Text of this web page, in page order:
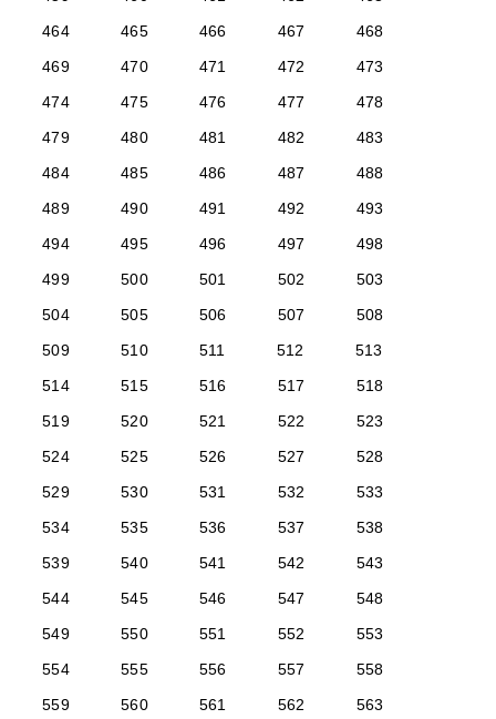
464
465 466 467
468
469
470 471 472
473
474
475 476 477
478
479
480 481 482
483
484
485 486 487
488
489
490 491 492
493
494
495 496 497
498
499
500 501 502
503
504
505 506 507
508
509
510 511 512
513
514
515 516 517
518
519
520 521 522
523
524
525 526 527
528
529
530 531 532
533
534
535 536 537
538
539
540 541 542
543
544
545 546 547
548
549
550 551 552
553
554
555 556 557
558
559
560 561 562
563